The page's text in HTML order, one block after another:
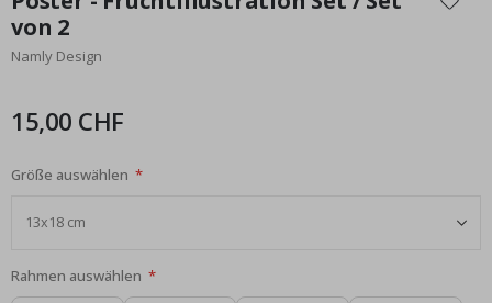
der
Bildgalerie
springen
von 2
Namly Design
15,00 CHF
Größe auswählen
Rahmen auswählen